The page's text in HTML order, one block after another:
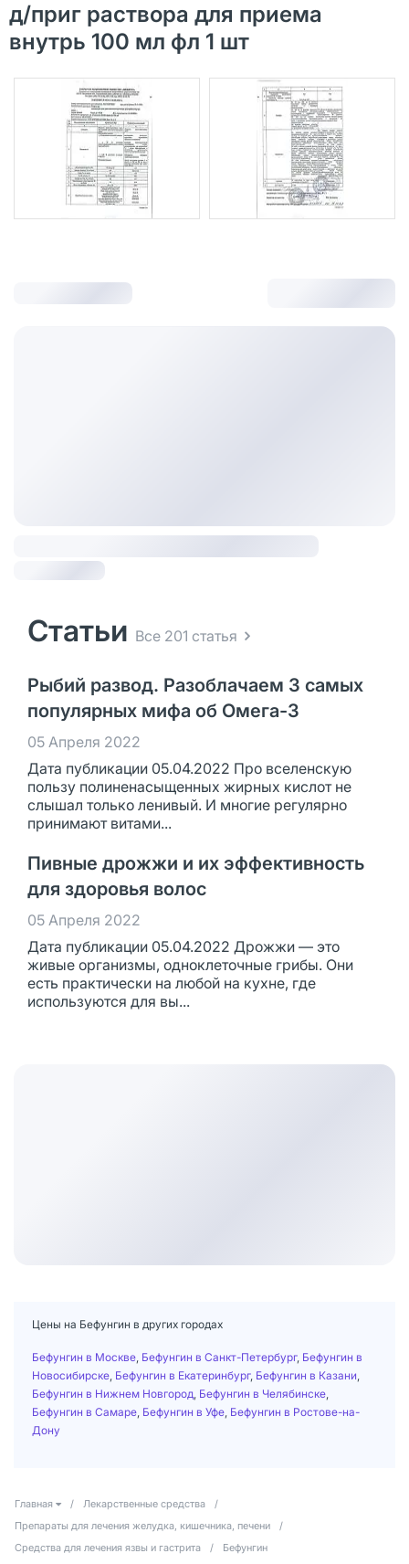
д/приг раствора для приема
внутрь 100 мл фл 1 шт
Статьи Все 201 статья
Рыбий развод. Разоблачаем 3 самых
популярных мифа об Омега-3
05 Апреля 2022
Дата публикации 05.04.2022 Про вселенскую
пользу полиненасыщенных жирных кислот не
слышал только ленивый. И многие регулярно
принимают витами...
Пивные дрожжи и их эффективность
для здоровья волос
05 Апреля 2022
Дата публикации 05.04.2022 Дрожжи — это
живые организмы, одноклеточные грибы. Они
есть практически на любой на кухне, где
используются для вы...
Цены на Бефунгин в других городах
Бефунгин в Москве Бефунгин в Санкт-Петербург, Бефунгин в
Новосибирске Бефунгин в Екатеринбург, Бефунгин в Казани
Бефунгин в Нижнем Новгород Бефунгин в Челябинске
Бефунгин в Самаре Бефунгин в Уфе Бефунгин в Ростове-на-
Дону
Главная / Лекарственные средства
/
Препараты для лечения желудка, кишечника, печени
/
Средства для лечения язвы и гастрита
/ Бефунгин